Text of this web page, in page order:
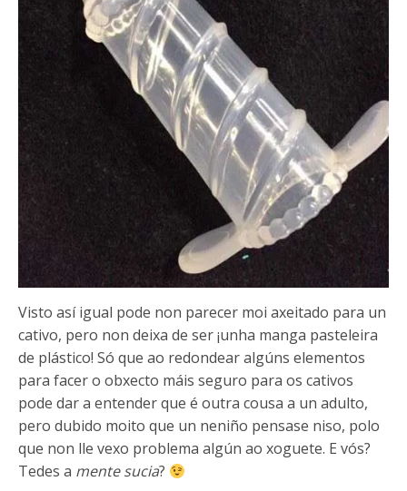
Visto así igual pode non parecer moi axeitado para un
cativo, pero non deixa de ser ¡unha manga pasteleira
de plástico! Só que ao redondear algúns elementos
para facer o obxecto máis seguro para os cativos
pode dar a entender que é outra cousa a un adulto,
pero dubido moito que un neniño pensase niso, polo
que non lle vexo problema algún ao xoguete. E vós?
Tedes a mente sucia?